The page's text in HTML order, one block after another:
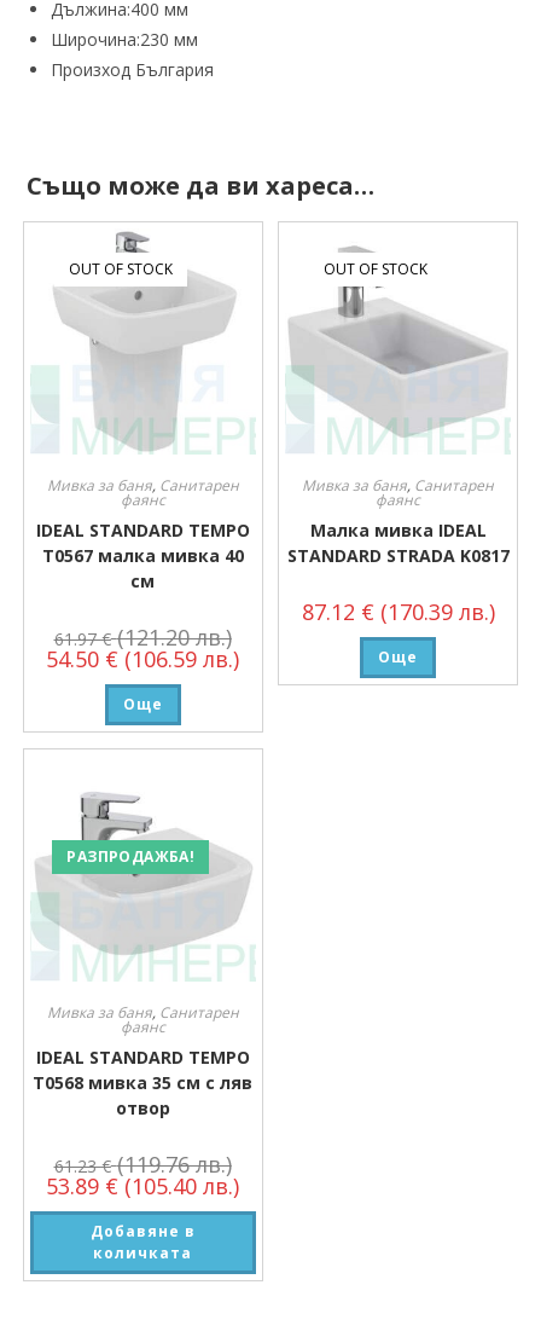
Дължина:400 мм
Широчина:230 мм
Произход България
Също може да ви хареса…
OUT OF STOCK
Мивка за баня, Санитарен
фаянс
IDEAL STANDARD TEMPO
T0567 малка мивка 40
см
61.97€ (121.20 лв.)
54.50 € (106.59 лв.)
Още
OUT OF STOCK
Мивка за баня, Санитарен
фаянс
Малка мивка IDEAL
STANDARD STRADA K0817
87.12 € (170.39 лв.)
Още
РАЗПРОДАЖБА!
Мивка за баня, Санитарен
фаянс
IDEAL STANDARD TEMPO
T0568 мивка 35 см с ляв
отвор
61.23€ (119.76 лв.)
53.89 € (105.40 лв.)
Добавяне в
количката